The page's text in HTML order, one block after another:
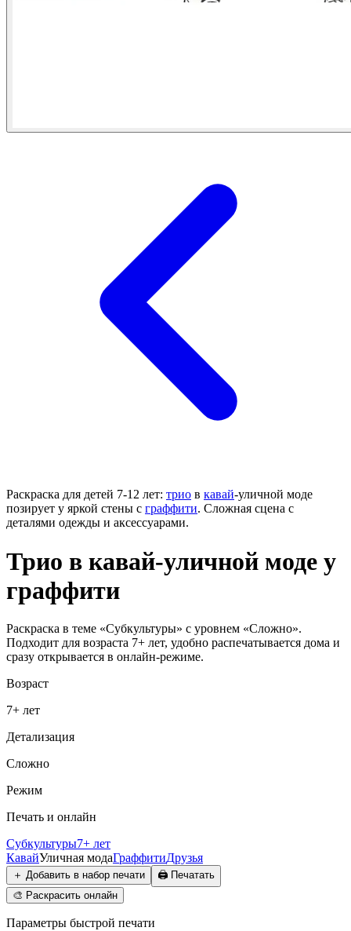
Раскраска для детей 7-12 лет: трио в кавай-уличной моде
позирует у яркой стены с граффити. Сложная сцена с
деталями одежды и аксессуарами.
Трио в кавай-уличной моде у
граффити
Раскраска в теме «Субкультуры» с уровнем «Сложно».
Подходит для возраста 7+ лет, удобно распечатывается дома и
сразу открывается в онлайн-режиме.
Возраст
7+ лет
Детализация
Сложно
Режим
Печать и онлайн
Субкультуры7+ лет
КавайУличная модаГраффитиДрузья
＋ Добавить в набор печати 🖨️ Печатать
🎨 Раскрасить онлайн
Параметры быстрой печати